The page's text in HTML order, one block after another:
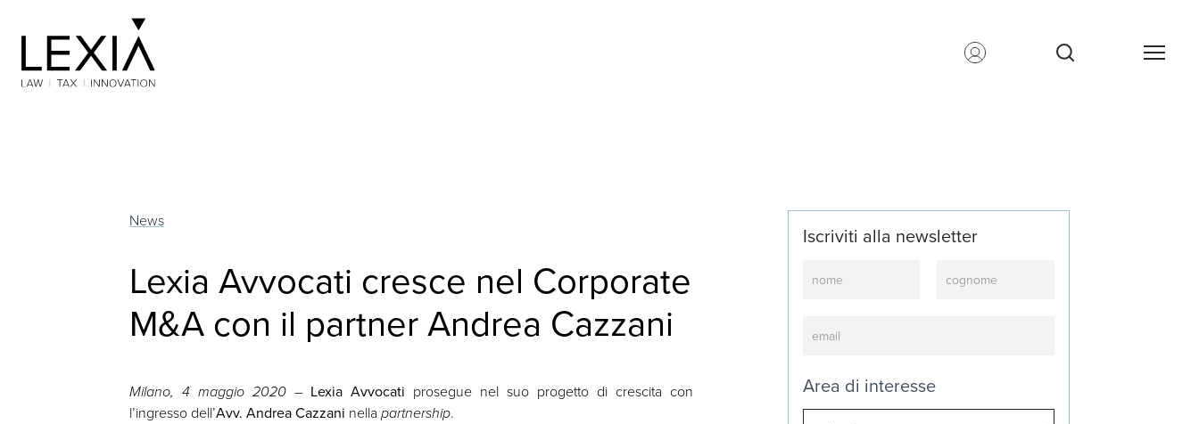
News
Lexia Avvocati cresce nel Corporate
M&A con il partner Andrea Cazzani
Iscriviti alla newsletter
Area di interesse
Milano, 4 maggio 2020 – Lexia Avvocati prosegue nel suo progetto di crescita con
l’ingresso dell’Avv. Andrea Cazzani nellapartnership.